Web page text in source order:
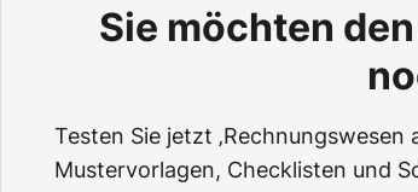
Sie möchten
Testen Sie jetzt
Mustervorlagen, Checklisten und